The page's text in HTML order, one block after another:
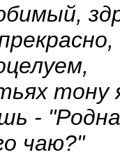
тону
-
чаю?"